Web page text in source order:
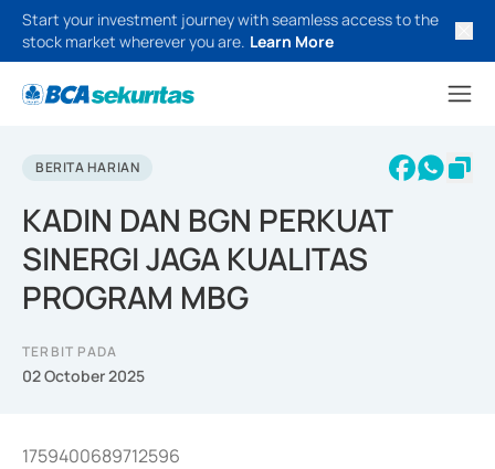
Start your investment journey with seamless access to the
stock market wherever you are. Learn More
BERITA HARIAN
KADIN DAN BGN PERKUAT
SINERGI JAGA KUALITAS
PROGRAM MBG
TERBIT PADA
02 October 2025
1759400689712596